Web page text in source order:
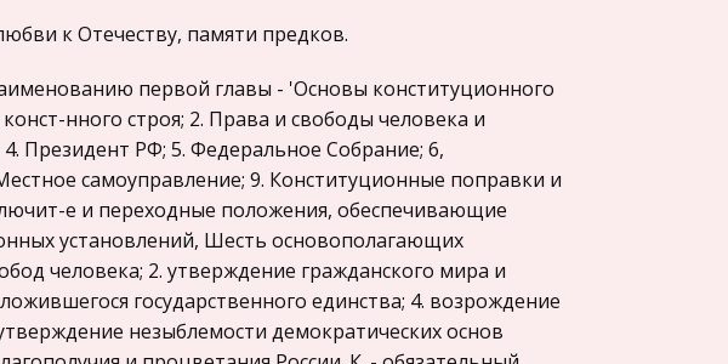
к Отечеству, памяти предков.
первой главы - 'Основы конституционного
нного строя; 2. Права и свободы человека и
Президент РФ; 5. Федеральное Собрание; 6,
самоуправление; 9. Конституционные поправки и
е и переходные положения, обеспечивающие
установлений, Шесть основополагающих
человека; 2. утверждение гражданского мира и
государственного единства; 4. возрождение
незыблемости демократических основ